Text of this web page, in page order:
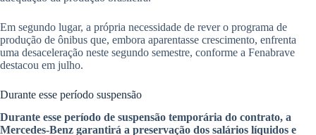
Em segundo lugar, a própria necessidade de rever o programa de
produção de ônibus que, embora aparentasse crescimento, enfrenta
uma desaceleração neste segundo semestre, conforme a Fenabrave
destacou em julho.
Durante esse período suspensão
Durante esse período de suspensão temporária do contrato, a
Mercedes-Benz garantirá a preservação dos salários líquidos e